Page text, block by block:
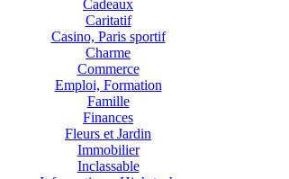
Cadeaux
Caritatif
Casino, Paris sportif
Charme
Commerce
Emploi, Formation
Famille
Finances
Fleurs et Jardin
Immobilier
Inclassable